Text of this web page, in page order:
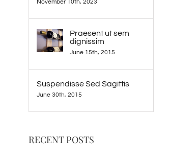
November 10th, 2023
Praesent ut sem
dignissim
June 15th, 2015
Suspendisse Sed Sagittis
June 30th, 2015
RECENT POSTS